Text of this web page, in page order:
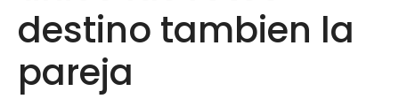
destino tambien la
pareja